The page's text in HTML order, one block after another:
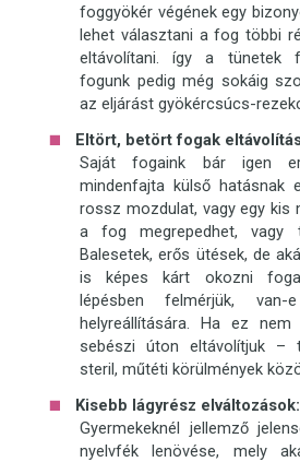
foggyökér végének egy
lehet választani a fog többi
eltávolítani. így a tünetek
fogunk pedig még sokáig
az eljárást gyökércsúcs-
Eltört, betört fogak
Saját fogaink bár igen
mindenfajta külső hatásnak
rossz mozdulat, vagy egy kis
a fog megrepedhet, vagy
Balesetek, erős ütések, de
is képes kárt okozni
lépésben felmérjük,
helyreállítására. Ha ez
sebészi úton eltávolítjuk –
steril, műtéti körülmények
Kisebb lágyrész elváltozások:
Gyermekeknél jellemző
nyelvfék lenövése, mely